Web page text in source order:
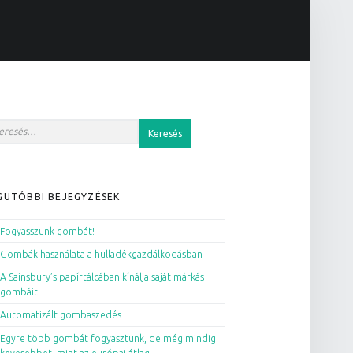
BEJEGYZÉSEK
Fogyasszunk gombát!
Gombák használata a hulladékgazdálkodásban
A Sainsbury’s papírtálcában kínálja saját márkás
gombáit
Automatizált gombaszedés
Egyre több gombát fogyasztunk, de még mindig